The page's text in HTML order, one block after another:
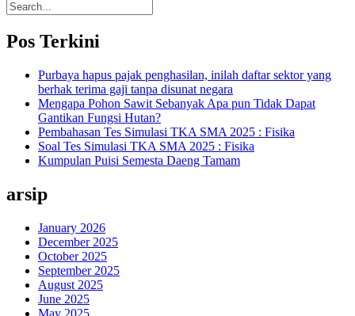
Pos Terkini
Purbaya hapus pajak penghasilan, inilah daftar sektor yang
berhak terima gaji tanpa disunat negara
Mengapa Pohon Sawit Sebanyak Apa pun Tidak Dapat
Gantikan Fungsi Hutan?
Pembahasan Tes Simulasi TKA SMA 2025 : Fisika
Soal Tes Simulasi TKA SMA 2025 : Fisika
Kumpulan Puisi Semesta Daeng Tamam
arsip
January 2026
December 2025
October 2025
September 2025
August 2025
June 2025
May 2025